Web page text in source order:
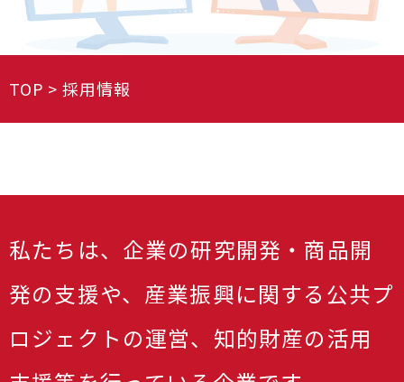
TOP 採用情報
私たちは、企業の研究開発・商品開
発の支援や、産業振興に関する公共プ
ロジェクトの運営、知的財産の活用